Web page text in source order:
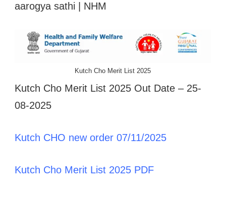
aarogya sathi | NHM
Kutch Cho Merit List 2025
Kutch Cho Merit List 2025 Out Date – 25-
08-2025
Kutch CHO new order 07/11/2025
Kutch Cho Merit List 2025 PDF